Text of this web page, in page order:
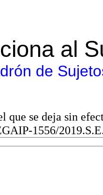
al
de
que se deja sin
1556/